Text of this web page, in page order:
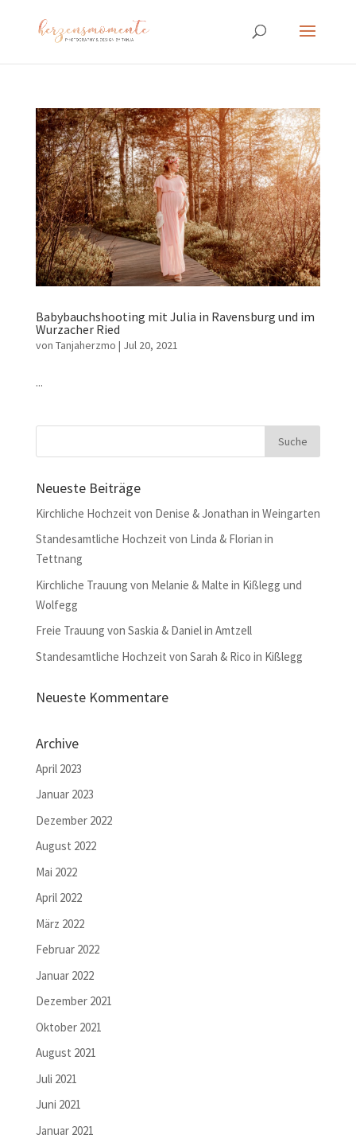
Babybauchshooting mit Julia in Ravensburg und im
Wurzacher Ried
von Tanjaherzmo | Jul 20, 2021
...
Neueste Beiträge
Kirchliche Hochzeit von Denise & Jonathan in Weingarten
Standesamtliche Hochzeit von Linda & Florian in
Tettnang
Kirchliche Trauung von Melanie & Malte in Kißlegg und
Wolfegg
Freie Trauung von Saskia & Daniel in Amtzell
Standesamtliche Hochzeit von Sarah & Rico in Kißlegg
Neueste Kommentare
Archive
April 2023
Januar 2023
Dezember 2022
August 2022
Mai 2022
April 2022
März 2022
Februar 2022
Januar 2022
Dezember 2021
Oktober 2021
August 2021
Juli 2021
Juni 2021
Januar 2021